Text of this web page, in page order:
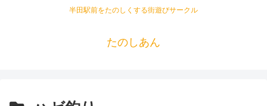
半田駅前をたのしくする街遊びサークル
たのしあん